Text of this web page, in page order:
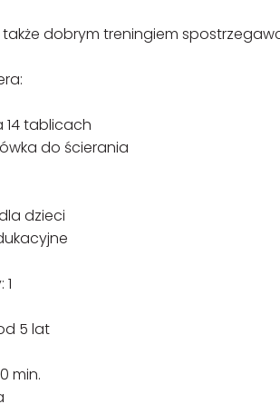
dobrym treningiem
14 tablicach
do ścierania
dzieci
5 lat
min.